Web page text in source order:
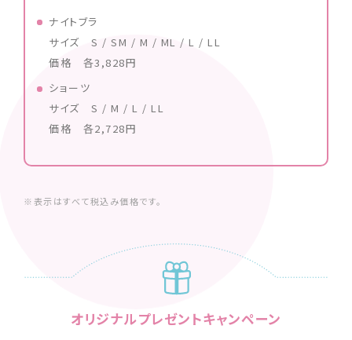
ナイトブラ
サイズ S / SM / M / ML / L / LL
価格 各3,828円
ショーツ
サイズ S / M / L / LL
価格 各2,728円
※表示はすべて税込み価格です。
オリジナルプレゼントキャンペーン